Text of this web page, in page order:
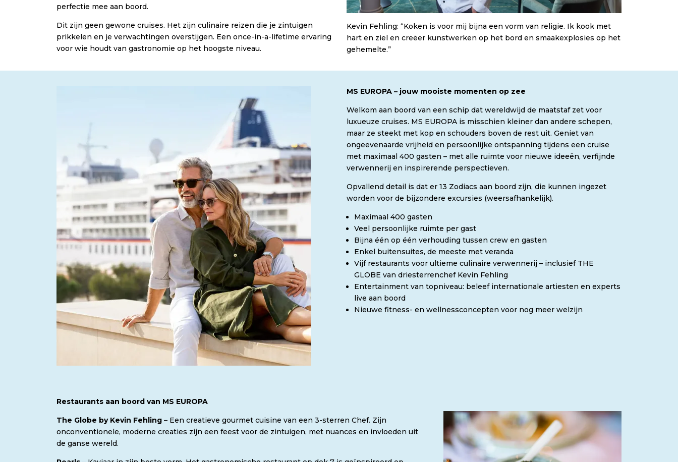
perfectie mee aan boord.
Dit zijn geen gewone cruises. Het zijn culinaire reizen die je zintuigen
prikkelen en je verwachtingen overstijgen. Een once-in-a-lifetime ervaring
voor wie houdt van gastronomie op het hoogste niveau.
Kevin Fehling: “Koken is voor mij bijna een vorm van religie. Ik kook met
hart en ziel en creëer kunstwerken op het bord en smaakexplosies op het
gehemelte.”
MS EUROPA – jouw mooiste momenten op zee
Welkom aan boord van een schip dat wereldwijd de maatstaf zet voor
luxueuze cruises. MS EUROPA is misschien kleiner dan andere schepen,
maar ze steekt met kop en schouders boven de rest uit. Geniet van
ongeëvenaarde vrijheid en persoonlijke ontspanning tijdens een cruise
met maximaal 400 gasten – met alle ruimte voor nieuwe ideeën, verfijnde
verwennerij en inspirerende perspectieven.
Opvallend detail is dat er 13 Zodiacs aan boord zijn, die kunnen ingezet
worden voor de bijzondere excursies (weersafhankelijk).
Maximaal 400 gasten
Veel persoonlijke ruimte per gast
Bijna één op één verhouding tussen crew en gasten
Enkel buitensuites, de meeste met veranda
Vijf restaurants voor ultieme culinaire verwennerij – inclusief THE
GLOBE van driesterrenchef Kevin Fehling
Entertainment van topniveau: beleef internationale artiesten en experts
live aan boord
Nieuwe fitness- en wellnessconcepten voor nog meer welzijn
Restaurants aan boord van MS EUROPA
The Globe by Kevin Fehling – Een creatieve gourmet cuisine van een 3-sterren Chef. Zijn
onconventionele, moderne creaties zijn een feest voor de zintuigen, met nuances en invloeden uit
de ganse wereld.